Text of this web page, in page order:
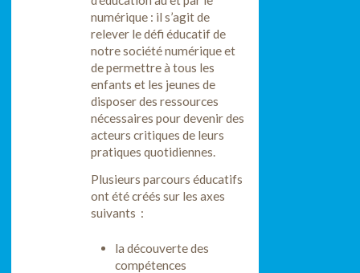
numérique : il s’agit de
relever le défi éducatif de
notre société numérique et
de permettre à tous les
enfants et les jeunes de
disposer des ressources
nécessaires pour devenir des
acteurs critiques de leurs
pratiques quotidiennes.
Plusieurs parcours éducatifs
ont été créés sur les axes
suivants :
la découverte des
compétences